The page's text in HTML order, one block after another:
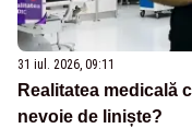
31 iul. 2026, 09:11
Realitatea medicală
nevoie de liniște?